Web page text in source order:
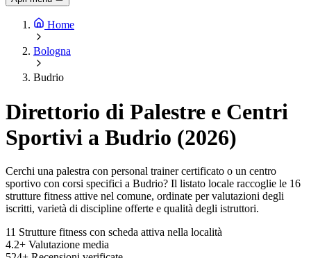
Home
Bologna
Budrio
Direttorio di Palestre e Centri
Sportivi a Budrio (2026)
Cerchi una palestra con personal trainer certificato o un centro
sportivo con corsi specifici a Budrio? Il listato locale raccoglie le 16
strutture fitness attive nel comune, ordinate per valutazioni degli
iscritti, varietà di discipline offerte e qualità degli istruttori.
11 Strutture fitness con scheda attiva nella località
4.2+ Valutazione media